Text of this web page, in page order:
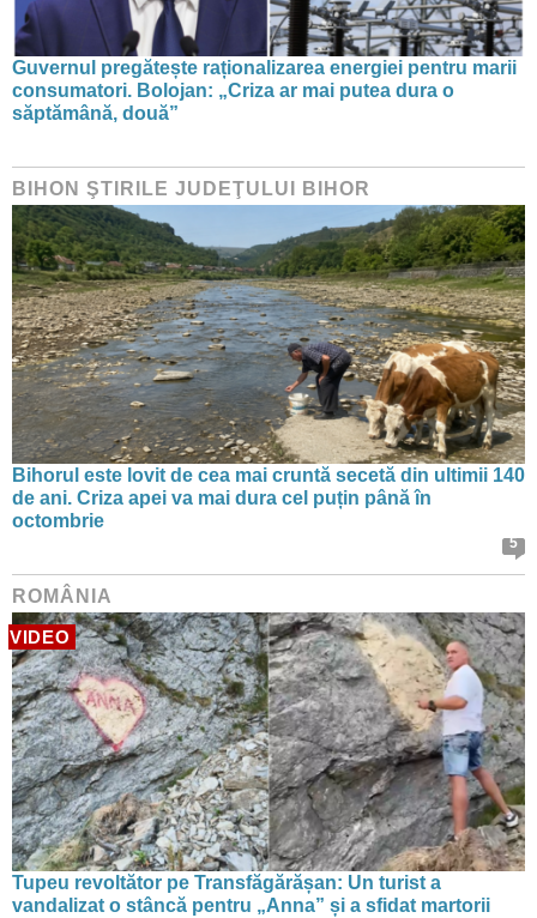
Guvernul pregătește raționalizarea energiei pentru marii
consumatori. Bolojan: „Criza ar mai putea dura o
săptămână, două”
BIHON ŞTIRILE JUDEŢULUI BIHOR
Bihorul este lovit de cea mai cruntă secetă din ultimii 140
de ani. Criza apei va mai dura cel puțin până în
octombrie
5
ROMÂNIA
VIDEO
Tupeu revoltător pe Transfăgărășan: Un turist a
vandalizat o stâncă pentru „Anna” și a sfidat martorii